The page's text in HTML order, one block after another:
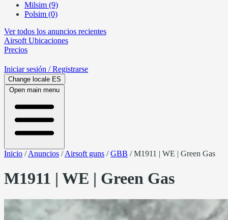
Milsim (9)
Polsim (0)
Ver todos los anuncios recientes
Airsoft Ubicaciones
Precios
Iniciar sesión / Registrarse
Change locale ES
Open main menu
Inicio /Anuncios /Airsoft guns /GBB /M1911 | WE | Green Gas
M1911 | WE | Green Gas